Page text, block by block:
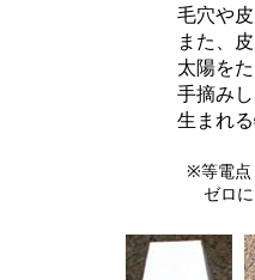
毛穴や皮膚
また、皮膚
太陽をたっ
手摘みした
生まれる特
※等電点・・
ゼロになる